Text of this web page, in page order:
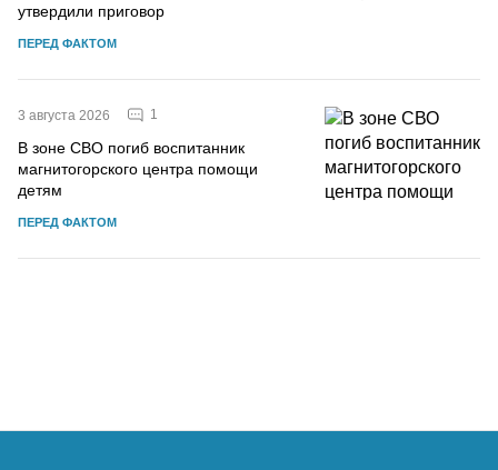
утвердили приговор
ПЕРЕД ФАКТОМ
3 августа 2026 1
В зоне СВО погиб воспитанник
магнитогорского центра помощи
детям
ПЕРЕД ФАКТОМ